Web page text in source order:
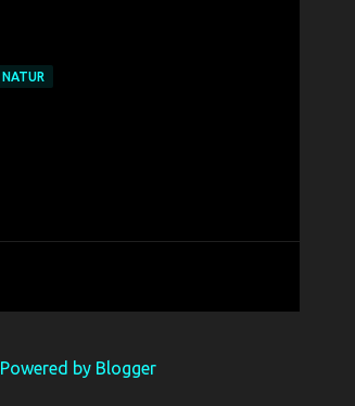
NATUR
Powered by Blogger